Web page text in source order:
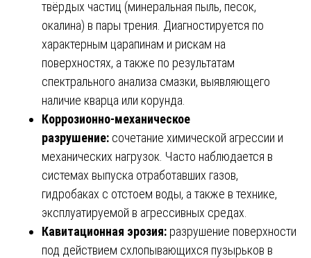
твёрдых частиц (минеральная пыль, песок,
окалина) в пары трения. Диагностируется по
характерным царапинам и рискам на
поверхностях, а также по результатам
спектрального анализа смазки, выявляющего
наличие кварца или корунда.
Коррозионно-механическое
разрушение: сочетание химической агрессии и
механических нагрузок. Часто наблюдается в
системах выпуска отработавших газов,
гидробаках с отстоем воды, а также в технике,
эксплуатируемой в агрессивных средах.
Кавитационная эрозия: разрушение поверхности
под действием схлопывающихся пузырьков в